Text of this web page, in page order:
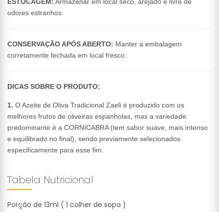
odores estranhos.
CONSERVAÇÃO APÓS ABERTO: Manter a embalagem
corretamente fechada em local fresco.
DICAS SOBRE O PRODUTO:
1. O Azeite de Oliva Tradicional Zaeli é produzido com os
melhores frutos de oliveiras espanholas, mas a variedade
predominante é a CORNICABRA (tem sabor suave, mais intenso
e equilibrado no final), sendo previamente selecionados
especificamente para esse fim.
Tabela Nutricional
Porção de 13ml ( 1 colher de sopa )